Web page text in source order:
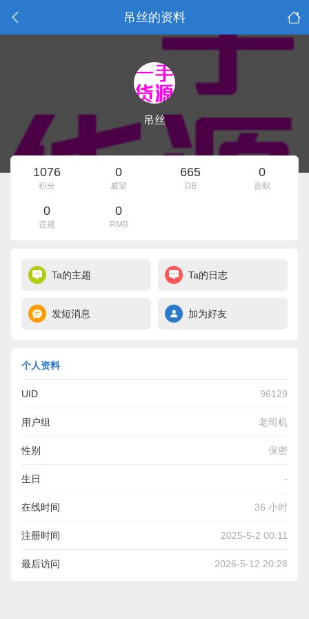
吊丝的资料
吊丝
1076
积分
0
威望
665
DB
0
贡献
0
违规
0
RMB
Ta的主题 Ta的日志
发短消息 加为好友
个人资料
UID 96129
用户组 老司机
性别 保密
生日 -
在线时间 36 小时
注册时间 2025-5-2 00:11
最后访问 2026-5-12 20:28